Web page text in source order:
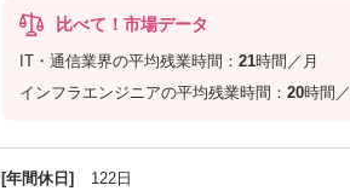
比べて！市場データ
IT・通信業界の平均残業時間： 21時間／月
インフラエンジニアの平均残業時間： 20時間
[年間休日]
122日